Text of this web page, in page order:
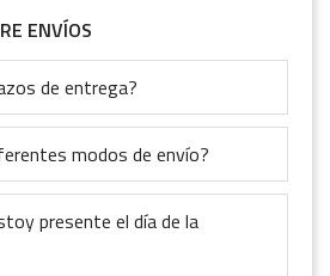
ENVÍOS
de entrega?
modos de envío?
presente el día de la